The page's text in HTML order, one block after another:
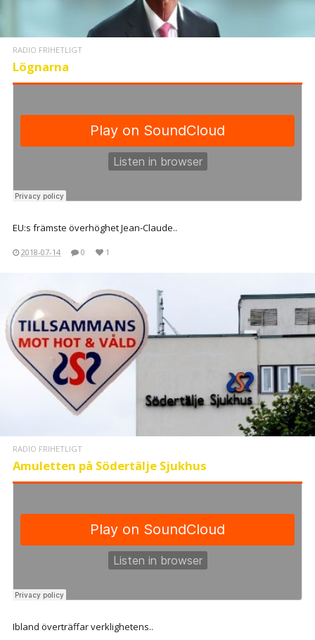
RADIO FRIHETLIGT
Lögnarna
EU:s främste överhöghet Jean-Claude..
2018-07-14 0 1
RADIO FRIHETLIGT
Amuletten på Södertälje Sjukhus
Ibland överträffar verklighetens..